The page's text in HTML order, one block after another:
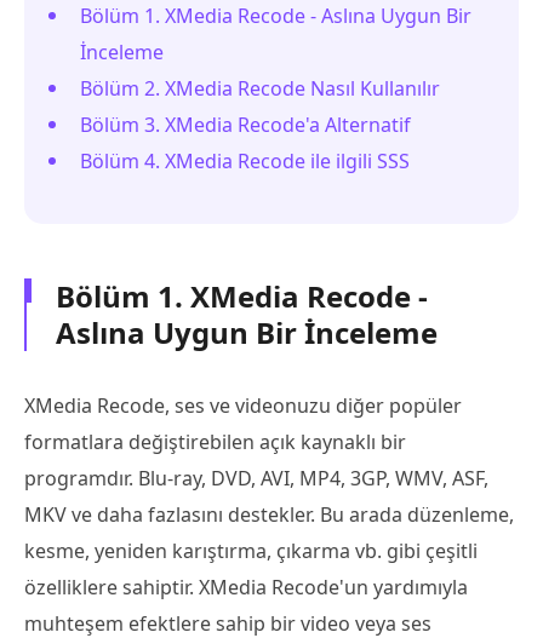
Bölüm 1. XMedia Recode - Aslına Uygun Bir
İnceleme
Bölüm 2. XMedia Recode Nasıl Kullanılır
Bölüm 3. XMedia Recode'a Alternatif
Bölüm 4. XMedia Recode ile ilgili SSS
Bölüm 1. XMedia Recode -
Aslına Uygun Bir İnceleme
XMedia Recode, ses ve videonuzu diğer popüler
formatlara değiştirebilen açık kaynaklı bir
programdır. Blu-ray, DVD, AVI, MP4, 3GP, WMV, ASF,
MKV ve daha fazlasını destekler. Bu arada düzenleme,
kesme, yeniden karıştırma, çıkarma vb. gibi çeşitli
özelliklere sahiptir. XMedia Recode'un yardımıyla
muhteşem efektlere sahip bir video veya ses